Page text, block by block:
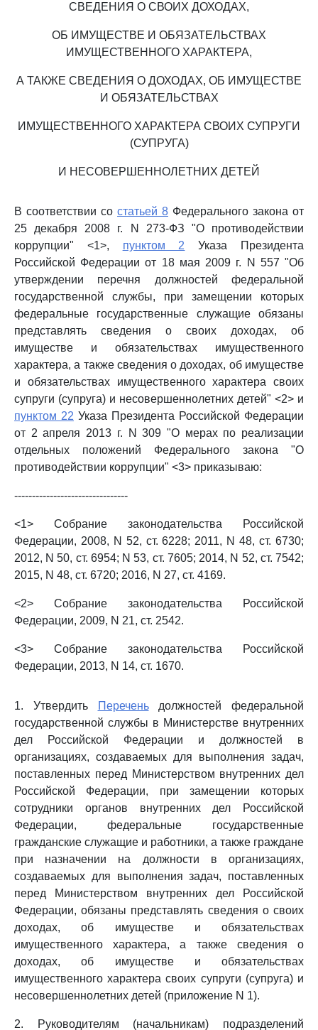
СВЕДЕНИЯ О СВОИХ ДОХОДАХ,
ОБ ИМУЩЕСТВЕ И ОБЯЗАТЕЛЬСТВАХ
ИМУЩЕСТВЕННОГО ХАРАКТЕРА,
А ТАКЖЕ СВЕДЕНИЯ О ДОХОДАХ, ОБ ИМУЩЕСТВЕ
И ОБЯЗАТЕЛЬСТВАХ
ИМУЩЕСТВЕННОГО ХАРАКТЕРА СВОИХ СУПРУГИ
(СУПРУГА)
И НЕСОВЕРШЕННОЛЕТНИХ ДЕТЕЙ
В соответствии со статьей 8 Федерального закона от
25 декабря 2008 г. N 273-ФЗ "О противодействии
коррупции" <1>, пунктом 2 Указа Президента
Российской Федерации от 18 мая 2009 г. N 557 "Об
утверждении перечня должностей федеральной
государственной службы, при замещении которых
федеральные государственные служащие обязаны
представлять сведения о своих доходах, об
имуществе и обязательствах имущественного
характера, а также сведения о доходах, об имуществе
и обязательствах имущественного характера своих
супруги (супруга) и несовершеннолетних детей" <2> и
пунктом 22 Указа Президента Российской Федерации
от 2 апреля 2013 г. N 309 "О мерах по реализации
отдельных положений Федерального закона "О
противодействии коррупции" <3> приказываю:
--------------------------------
<1> Собрание законодательства Российской
Федерации, 2008, N 52, ст. 6228; 2011, N 48, ст. 6730;
2012, N 50, ст. 6954; N 53, ст. 7605; 2014, N 52, ст. 7542;
2015, N 48, ст. 6720; 2016, N 27, ст. 4169.
<2> Собрание законодательства Российской
Федерации, 2009, N 21, ст. 2542.
<3> Собрание законодательства Российской
Федерации, 2013, N 14, ст. 1670.
1. Утвердить Переченьдолжностей федеральной
государственной службы в Министерстве внутренних
дел Российской Федерации и должностей в
организациях, создаваемых для выполнения задач,
поставленных перед Министерством внутренних дел
Российской Федерации, при замещении которых
сотрудники органов внутренних дел Российской
Федерации, федеральные государственные
гражданские служащие и работники, а также граждане
при назначении на должности в организациях,
создаваемых для выполнения задач, поставленных
перед Министерством внутренних дел Российской
Федерации, обязаны представлять сведения о своих
доходах, об имуществе и обязательствах
имущественного характера, а также сведения о
доходах, об имуществе и обязательствах
имущественного характера своих супруги (супруга) и
несовершеннолетних детей (приложение N 1).
2. Руководителям (начальникам) подразделений